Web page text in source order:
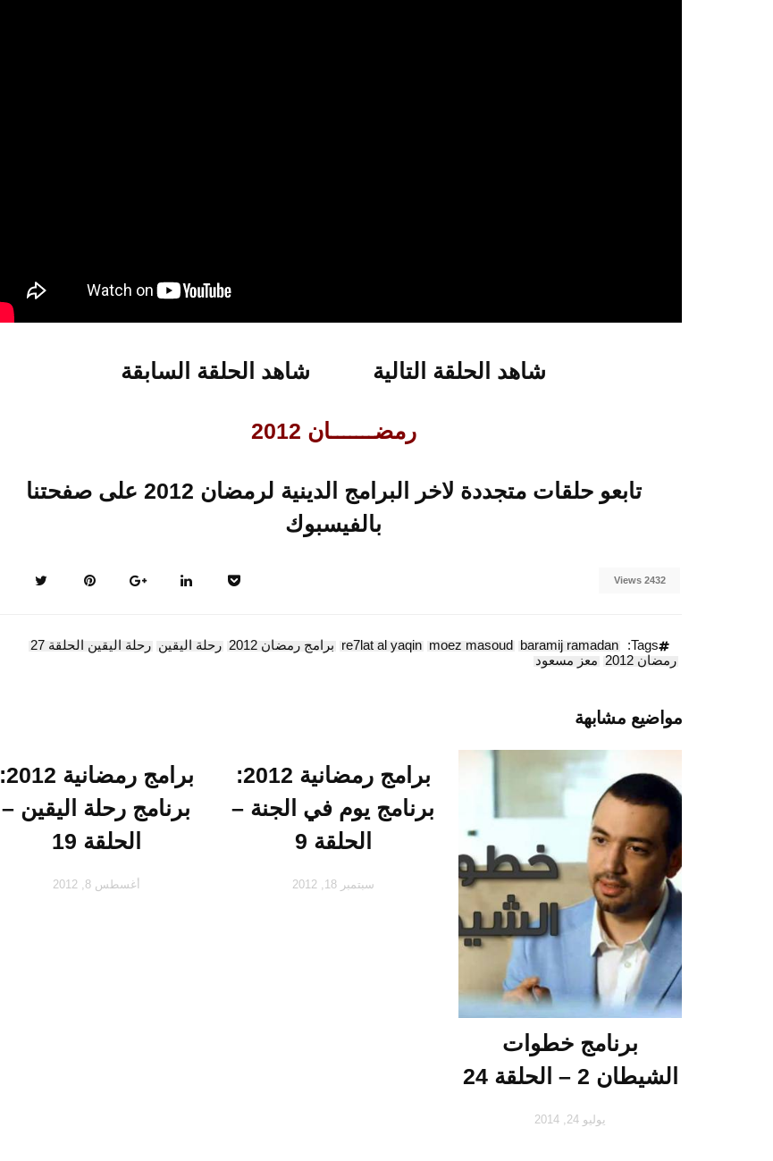
شاهد الحلقة التالية شاهد الحلقة السابقة
رمضـــــــان 2012
تابعو حلقات متجددة لاخر البرامج الدينية لرمضان 2012 على صفحتنا
بالفيسبوك
2432 Views
Tags:
baramij ramadan
moez masoud
re7lat al yaqin برامج رمضان 2012 رحلة اليقين رحلة اليقين الحلقة 27
رمضان 2012
معز مسعود
مواضيع مشابهة
برامج رمضانية 2012:
برنامج رحلة اليقين –
الحلقة 19
أغسطس 8, 2012
برامج رمضانية 2012:
برنامج يوم في الجنة –
الحلقة 9
سبتمبر 18, 2012
برنامج خطوات
الشيطان 2 – الحلقة 24
يوليو 24, 2014